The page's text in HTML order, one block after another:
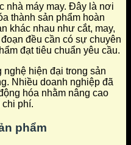
nhà máy may. Đây là nơi
thành sản phẩm hoàn
khác nhau như cắt, may,
đều cần có sự chuyên
đạt tiêu chuẩn yêu cầu.
nghệ hiện đại trong sản
Nhiều doanh nghiệp đã
hóa nhằm nâng cao
chi phí.
phẩm